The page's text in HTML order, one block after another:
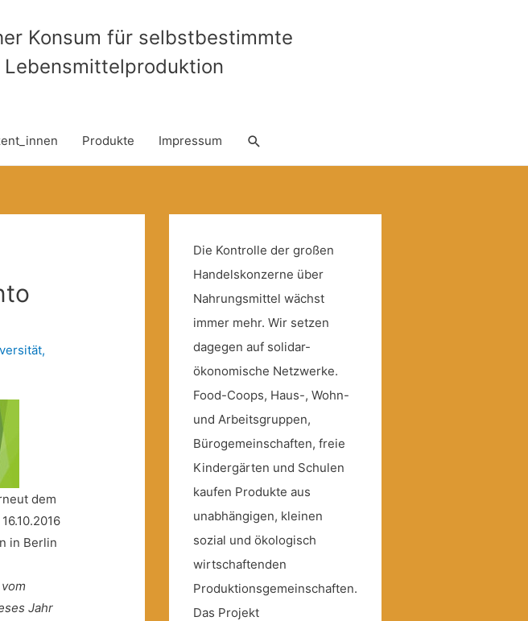
Konsum für selbstbestimmte
Lebensmittelproduktion
Produkte Impressum Suche
,
dem
in Berlin
Jahr
Die Kontrolle der großen
Handelskonzerne über
Nahrungsmittel wächst
immer mehr. Wir setzen
dagegen auf solidar-
ökonomische Netzwerke.
Food-Coops, Haus-, Wohn-
und Arbeitsgruppen,
Bürogemeinschaften, freie
Kindergärten und Schulen
kaufen Produkte aus
unabhängigen, kleinen
sozial und ökologisch
wirtschaftenden
Produktionsgemeinschaften.
Das Projekt